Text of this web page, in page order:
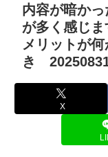
内容が暗か
が多く感じ
メリットが
き
X